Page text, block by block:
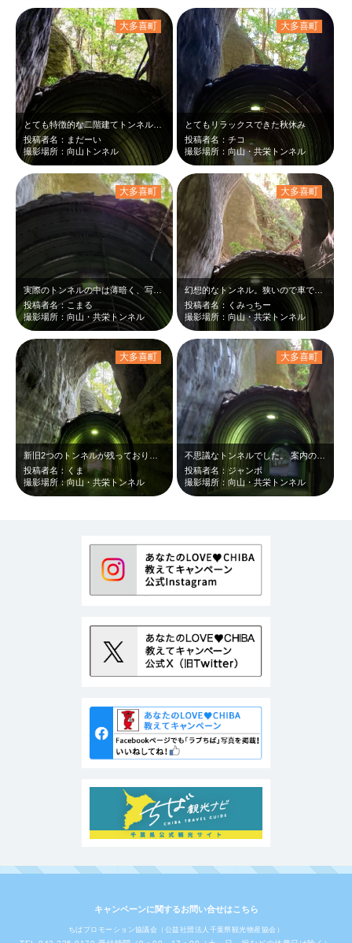
とても特徴的な二階建てトンネル、、もう1つの出口は一体どこへ通じているのやら、、
投稿者名：まだーい
撮影場所：向山トンネル
大多喜町
とてもリラックスできた秋休み
投稿者名：チコ
撮影場所：向山・共栄トンネル
大多喜町
実際のトンネルの中は薄暗く、写真を撮ると天井のライトが反射して幻想的な世界にな…
投稿者名：こまる
撮影場所：向山・共栄トンネル
大多喜町
幻想的なトンネル。狭いので車で通り抜ける時にドキドキ！
投稿者名：くみっちー
撮影場所：向山・共栄トンネル
大多喜町
投稿者名：くま
撮影場所：向山・共栄トンネル
大多喜町
不思議なトンネルでした。 案内の写真を見て訪問してきました。
投稿者名：ジャンボ
撮影場所：向山・共栄トンネル
大多喜町
キャンペーンに関するお問い合せはこちら
ちばプロモーション協議会（公益社団法人千葉県観光物産協会）